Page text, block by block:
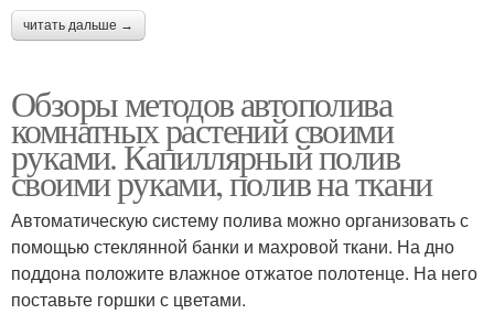
читать дальше →
Обзоры методов автополива
комнатных растений своими
руками. Капиллярный полив
своими руками, полив на ткани
Автоматическую систему полива можно организовать с
помощью стеклянной банки и махровой ткани. На дно
поддона положите влажное отжатое полотенце. На него
поставьте горшки с цветами.